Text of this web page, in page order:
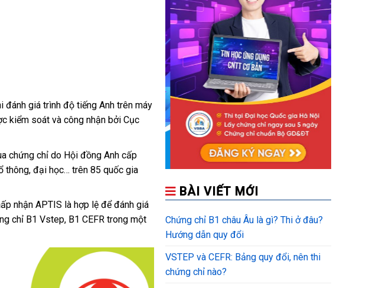
đánh giá trình độ tiếng Anh trên máy
kiểm soát và công nhận bởi Cục
chứng chỉ do Hội đồng Anh cấp
thông, đại học… trên 85 quốc gia
nhận APTIS là hợp lệ để đánh giá
chỉ B1 Vstep, B1 CEFR trong một
BÀI VIẾT MỚI
Chứng chỉ B1 châu Âu là gì? Thi ở đâu?
Hướng dẫn quy đổi
VSTEP và CEFR: Bảng quy đổi, nên thi
chứng chỉ nào?